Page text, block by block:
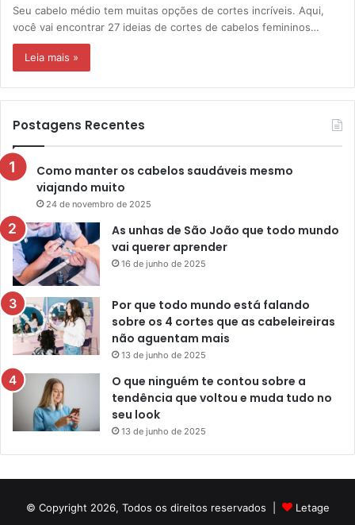
Seu cabelo médio tem muitas opções de cortes incríveis. Aqui,
você vai encontrar 27 ideias de cortes de cabelos femininos…
Leia mais »
Postagens Recentes
Como manter os cabelos saudáveis mesmo
viajando muito
24 de novembro de 2025
As unhas de São João que todo mundo
vai querer aprender
16 de junho de 2025
Por que todo mundo está falando
sobre os 4 cortes que as cabeleireiras
não aguentam mais
13 de junho de 2025
O que ninguém te contou sobre a
tendência que voltou e muda tudo no
seu look
13 de junho de 2025
© Copyright 2026, Todos os direitos reservados | Letage